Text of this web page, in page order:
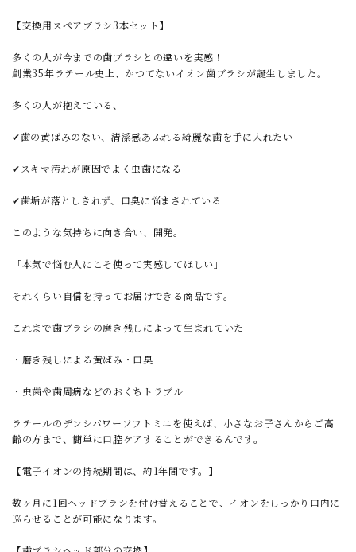
【交換用スペアブラシ3本セット】
多くの人が今までの歯ブラシとの違いを実感！
創業35年ラテール史上、かつてないイオン歯ブラシが誕生しました。
多くの人が抱えている、
✔歯の黄ばみのない、清潔感あふれる綺麗な歯を手に入れたい
✔スキマ汚れが原因でよく虫歯になる
✔歯垢が落としきれず、口臭に悩まされている
このような気持ちに向き合い、開発。
「本気で悩む人にこそ使って実感してほしい」
それくらい自信を持ってお届けできる商品です。
これまで歯ブラシの磨き残しによって生まれていた
・磨き残しによる黄ばみ・口臭
・虫歯や歯周病などのおくちトラブル
ラテールのデンシパワーソフトミニを使えば、小さなお子さんからご高
齢の方まで、簡単に口腔ケアすることができるんです。
【電子イオンの持続期間は、約1年間です。】
数ヶ月に1回ヘッドブラシを付け替えることで、イオンをしっかり口内に
巡らせることが可能になります。